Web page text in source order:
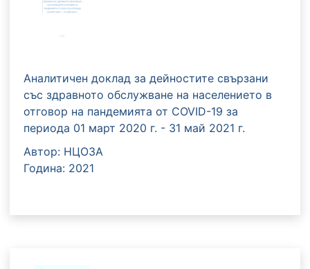
Аналитичен доклад за дейностите свързани
със здравното обслужване на населението в
отговор на пандемията от COVID-19 за
периода 01 март 2020 г. - 31 май 2021 г.
Автор: НЦОЗА
Година: 2021